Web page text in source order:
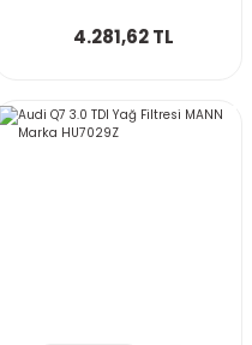
4.281,62 TL